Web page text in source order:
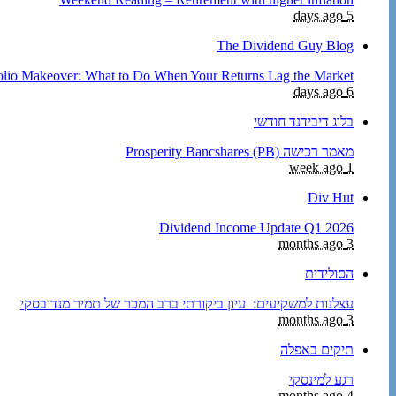
5 days ago
The Dividend Guy Blog
Makeover: What to Do When Your Returns Lag the Market
6 days ago
בלוג דיבידנד חודשי
מאמר רכישה Prosperity Bancshares (PB)
1 week ago
Div Hut
Dividend Income Update Q1 2026
3 months ago
הסולידית
עצלנות למשקיעים: עיון ביקורתי ברב המכר של תמיר מנדובסקי
3 months ago
תיקים באפלה
רגע למינסקי